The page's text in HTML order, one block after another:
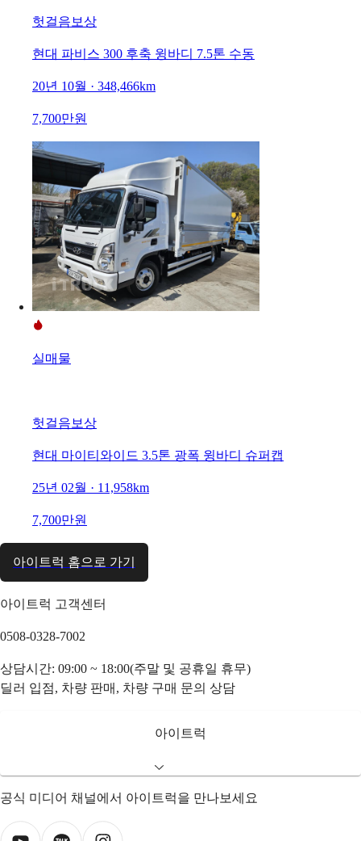
헛걸음보상
현대 파비스 300 후축 윙바디 7.5톤 수동
20년 10월 · 348,466km
7,700만원
실매물
헛걸음보상
현대 마이티와이드 3.5톤 광폭 윙바디 슈퍼캡
25년 02월 · 11,958km
7,700만원
아이트럭 홈으로 가기
아이트럭 고객센터
0508-0328-7002
상담시간: 09:00 ~ 18:00(주말 및 공휴일 휴무)
딜러 입점, 차량 판매, 차량 구매 문의 상담
아이트럭
공식 미디어 채널에서 아이트럭을 만나보세요